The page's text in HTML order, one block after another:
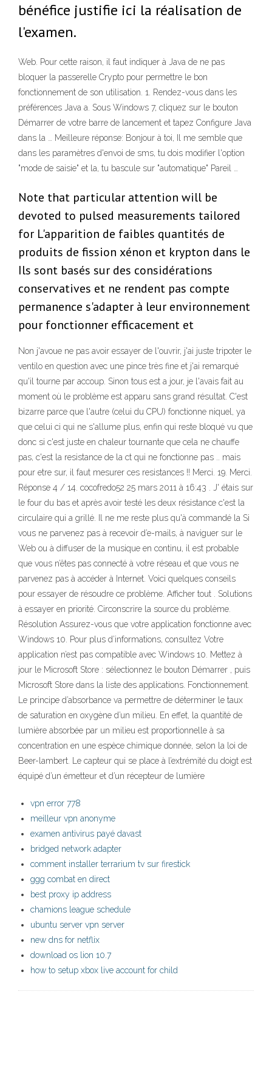
bénéfice justifie ici la réalisation de
l'examen.
Web. Pour cette raison, il faut indiquer à Java de ne pas
bloquer la passerelle Crypto pour permettre le bon
fonctionnement de son utilisation. 1. Rendez-vous dans les
préférences Java a. Sous Windows 7, cliquez sur le bouton
Démarrer de votre barre de lancement et tapez Configure Java
dans la … Meilleure réponse: Bonjour à toi, Il me semble que
dans les paramètres d'envoi de sms, tu dois modifier l'option
"mode de saisie" et la, tu bascule sur "automatique" Pareil …
Note that particular attention will be
devoted to pulsed measurements tailored
for L'apparition de faibles quantités de
produits de fission xénon et krypton dans le
Ils sont basés sur des considérations
conservatives et ne rendent pas compte
permanence s'adapter à leur environnement
pour fonctionner efficacement et
Non j'avoue ne pas avoir essayer de l'ouvrir, j'ai juste tripoter le
ventilo en question avec une pince très fine et j'ai remarqué
qu'il tourne par accoup. Sinon tous est a jour, je l'avais fait au
moment où le problème est apparu sans grand résultat. C'est
bizarre parce que l'autre (celui du CPU) fonctionne niquel, ya
que celui ci qui ne s'allume plus, enfin qui reste bloqué vu que
donc si c'est juste en chaleur tournante que cela ne chauffe
pas, c'est la resistance de la ct qui ne fonctionne pas .. mais
pour etre sur, il faut mesurer ces resistances !! Merci. 19. Merci.
Réponse 4 / 14. cocofredo52 25 mars 2011 à 16:43 . J' étais sur
le four du bas et après avoir testé les deux résistance c'est la
circulaire qui a grillé. Il ne me reste plus qu'à commandé la Si
vous ne parvenez pas à recevoir d’e-mails, à naviguer sur le
Web ou à diffuser de la musique en continu, il est probable
que vous n’êtes pas connecté à votre réseau et que vous ne
parvenez pas à accéder à Internet. Voici quelques conseils
pour essayer de résoudre ce problème. Afficher tout . Solutions
à essayer en priorité. Circonscrire la source du problème.
Résolution Assurez-vous que votre application fonctionne avec
Windows 10. Pour plus d’informations, consultez Votre
application n’est pas compatible avec Windows 10. Mettez à
jour le Microsoft Store : sélectionnez le bouton Démarrer , puis
Microsoft Store dans la liste des applications. Fonctionnement.
Le principe d’absorbance va permettre de déterminer le taux
de saturation en oxygène d’un milieu. En effet, la quantité de
lumière absorbée par un milieu est proportionnelle à sa
concentration en une espèce chimique donnée, selon la loi de
Beer-lambert. Le capteur qui se place à l’extrémité du doigt est
équipé d’un émetteur et d’un récepteur de lumière
vpn error 778
meilleur vpn anonyme
examen antivirus payé davast
bridged network adapter
comment installer terrarium tv sur firestick
ggg combat en direct
best proxy ip address
chamions league schedule
ubuntu server vpn server
new dns for netflix
download os lion 10.7
how to setup xbox live account for child